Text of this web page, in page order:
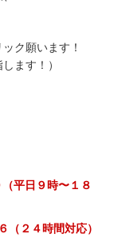
ク願います！
ます！）
平日９時〜１８
（２４時間対応）